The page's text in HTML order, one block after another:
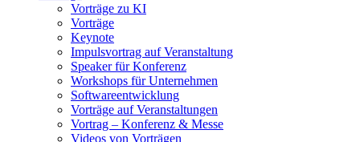
Vorträge zu KI
Vorträge
Keynote
Impulsvortrag auf Veranstaltung
Speaker für Konferenz
Workshops für Unternehmen
Softwareentwicklung
Vorträge auf Veranstaltungen
Vortrag – Konferenz & Messe
Videos von Vorträgen